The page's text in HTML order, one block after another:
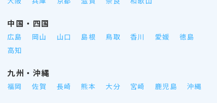
中国・四国
広島 岡山 山口 島根 鳥取 香川 愛媛
徳島
高知
九州・沖縄
福岡 佐賀 長崎 熊本 大分 宮崎 鹿児島 沖縄